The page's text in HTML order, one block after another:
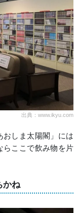
出典：www.ikyu.com
おしま太陽閣」には
らここで飲み物を片
かね